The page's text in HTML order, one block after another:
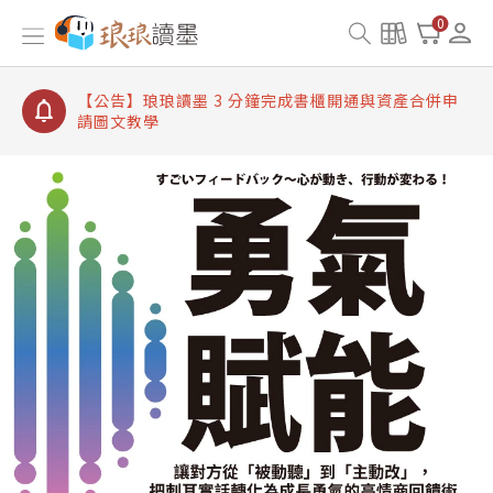
0
【公告】琅琅讀墨書櫃開通常見問題
【公告】琅琅讀墨 3 分鐘完成書櫃開通與資產合併申
【公告】琅琅書店服務升級重要說明及資產合併結果
查詢